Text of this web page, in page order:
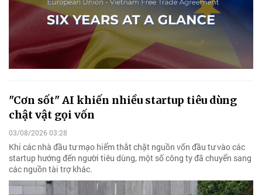
"Cơn sốt" AI khiến nhiều startup tiêu dùng
chật vật gọi vốn
03/08/2026 03:28
Khi các nhà đầu tư mạo hiểm thắt chặt nguồn vốn đầu tư vào các
startup hướng đến người tiêu dùng, một số công ty đã chuyển sang
các nguồn tài trợ khác.